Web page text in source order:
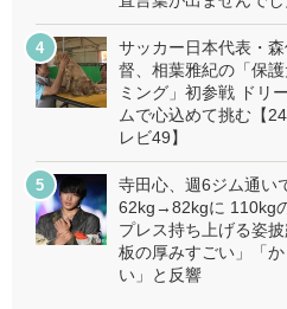
サッカー日本代表・
督、相葉雅紀の「保護
ミング」初参戦 ドリ
ムで心込めて挑む【
レビ49】
寺田心、週6ジム通い
62kg→82kgに 110kg
プレス持ち上げる姿
板の厚みすごい」「
い」と反響